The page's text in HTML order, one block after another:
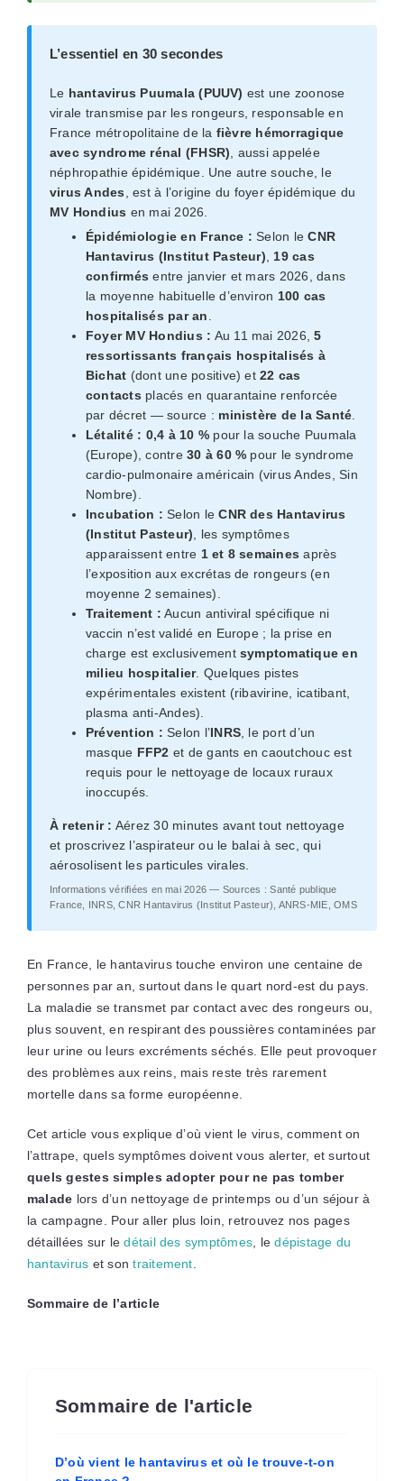
L’essentiel en 30 secondes
Le hantavirus Puumala (PUUV) est une zoonose
virale transmise par les rongeurs, responsable en
France métropolitaine de la fièvre hémorragique
avec syndrome rénal (FHSR) , aussi appelée
néphropathie épidémique. Une autre souche, le
virus Andes
, est à l’origine du foyer épidémique du
MV Hondius en mai 2026.
Épidémiologie en France : Selon leCNR
Hantavirus (Institut Pasteur)
19 cas
confirmés entre janvier et mars 2026, dans
la moyenne habituelle d’environ 100 cas
hospitalisés par an
Foyer MV Hondius : Au 11 mai 2026,5
ressortissants français hospitalisés à
Bichat (dont une positive) et22 cas
contacts placés en quarantaine renforcée
par décret — source : ministère de la Santé
Létalité : 0,4 à 10 % pour la souche Puumala
(Europe), contre30 à 60 % pour le syndrome
cardio-pulmonaire américain (virus Andes, Sin
Nombre).
Incubation : Selon leCNR des Hantavirus
(Institut Pasteur) , les symptômes
apparaissent entre 1 et 8 semaines après
l’exposition aux excrétas de rongeurs (en
moyenne 2 semaines).
Traitement : Aucun antiviral spécifique ni
vaccin n’est validé en Europe ; la prise en
charge est exclusivement symptomatique en
milieu hospitalier. Quelques pistes
expérimentales existent (ribavirine, icatibant,
plasma anti-Andes).
Prévention : Selon l’INRS , le port d’un
masque FFP2 et de gants en caoutchouc est
requis pour le nettoyage de locaux ruraux
inoccupés.
À retenir : Aérez 30 minutes avant tout nettoyage
et proscrivez l’aspirateur ou le balai à sec, qui
aérosolisent les particules virales.
Informations vérifiées en mai 2026 — Sources : Santé publique
France, INRS, CNR Hantavirus (Institut Pasteur), ANRS-MIE, OMS
En France, le hantavirus touche environ une centaine de
personnes par an, surtout dans le quart nord-est du pays.
La maladie se transmet par contact avec des rongeurs ou,
plus souvent, en respirant des poussières contaminées par
leur urine ou leurs excréments séchés. Elle peut provoquer
des problèmes aux reins, mais reste très rarement
mortelle dans sa forme européenne.
Cet article vous explique d’où vient le virus, comment on
l’attrape, quels symptômes doivent vous alerter, et surtout
quels gestes simples adopter pour ne pas tomber
malade lors d’un nettoyage de printemps ou d’un séjour à
la campagne. Pour aller plus loin, retrouvez nos pages
détaillées sur ledétail des symptômes , ledépistage du
hantavirus et sontraitement
Sommaire de l’article
Sommaire de l'article
D’où vient le hantavirus et où le trouve-t-on